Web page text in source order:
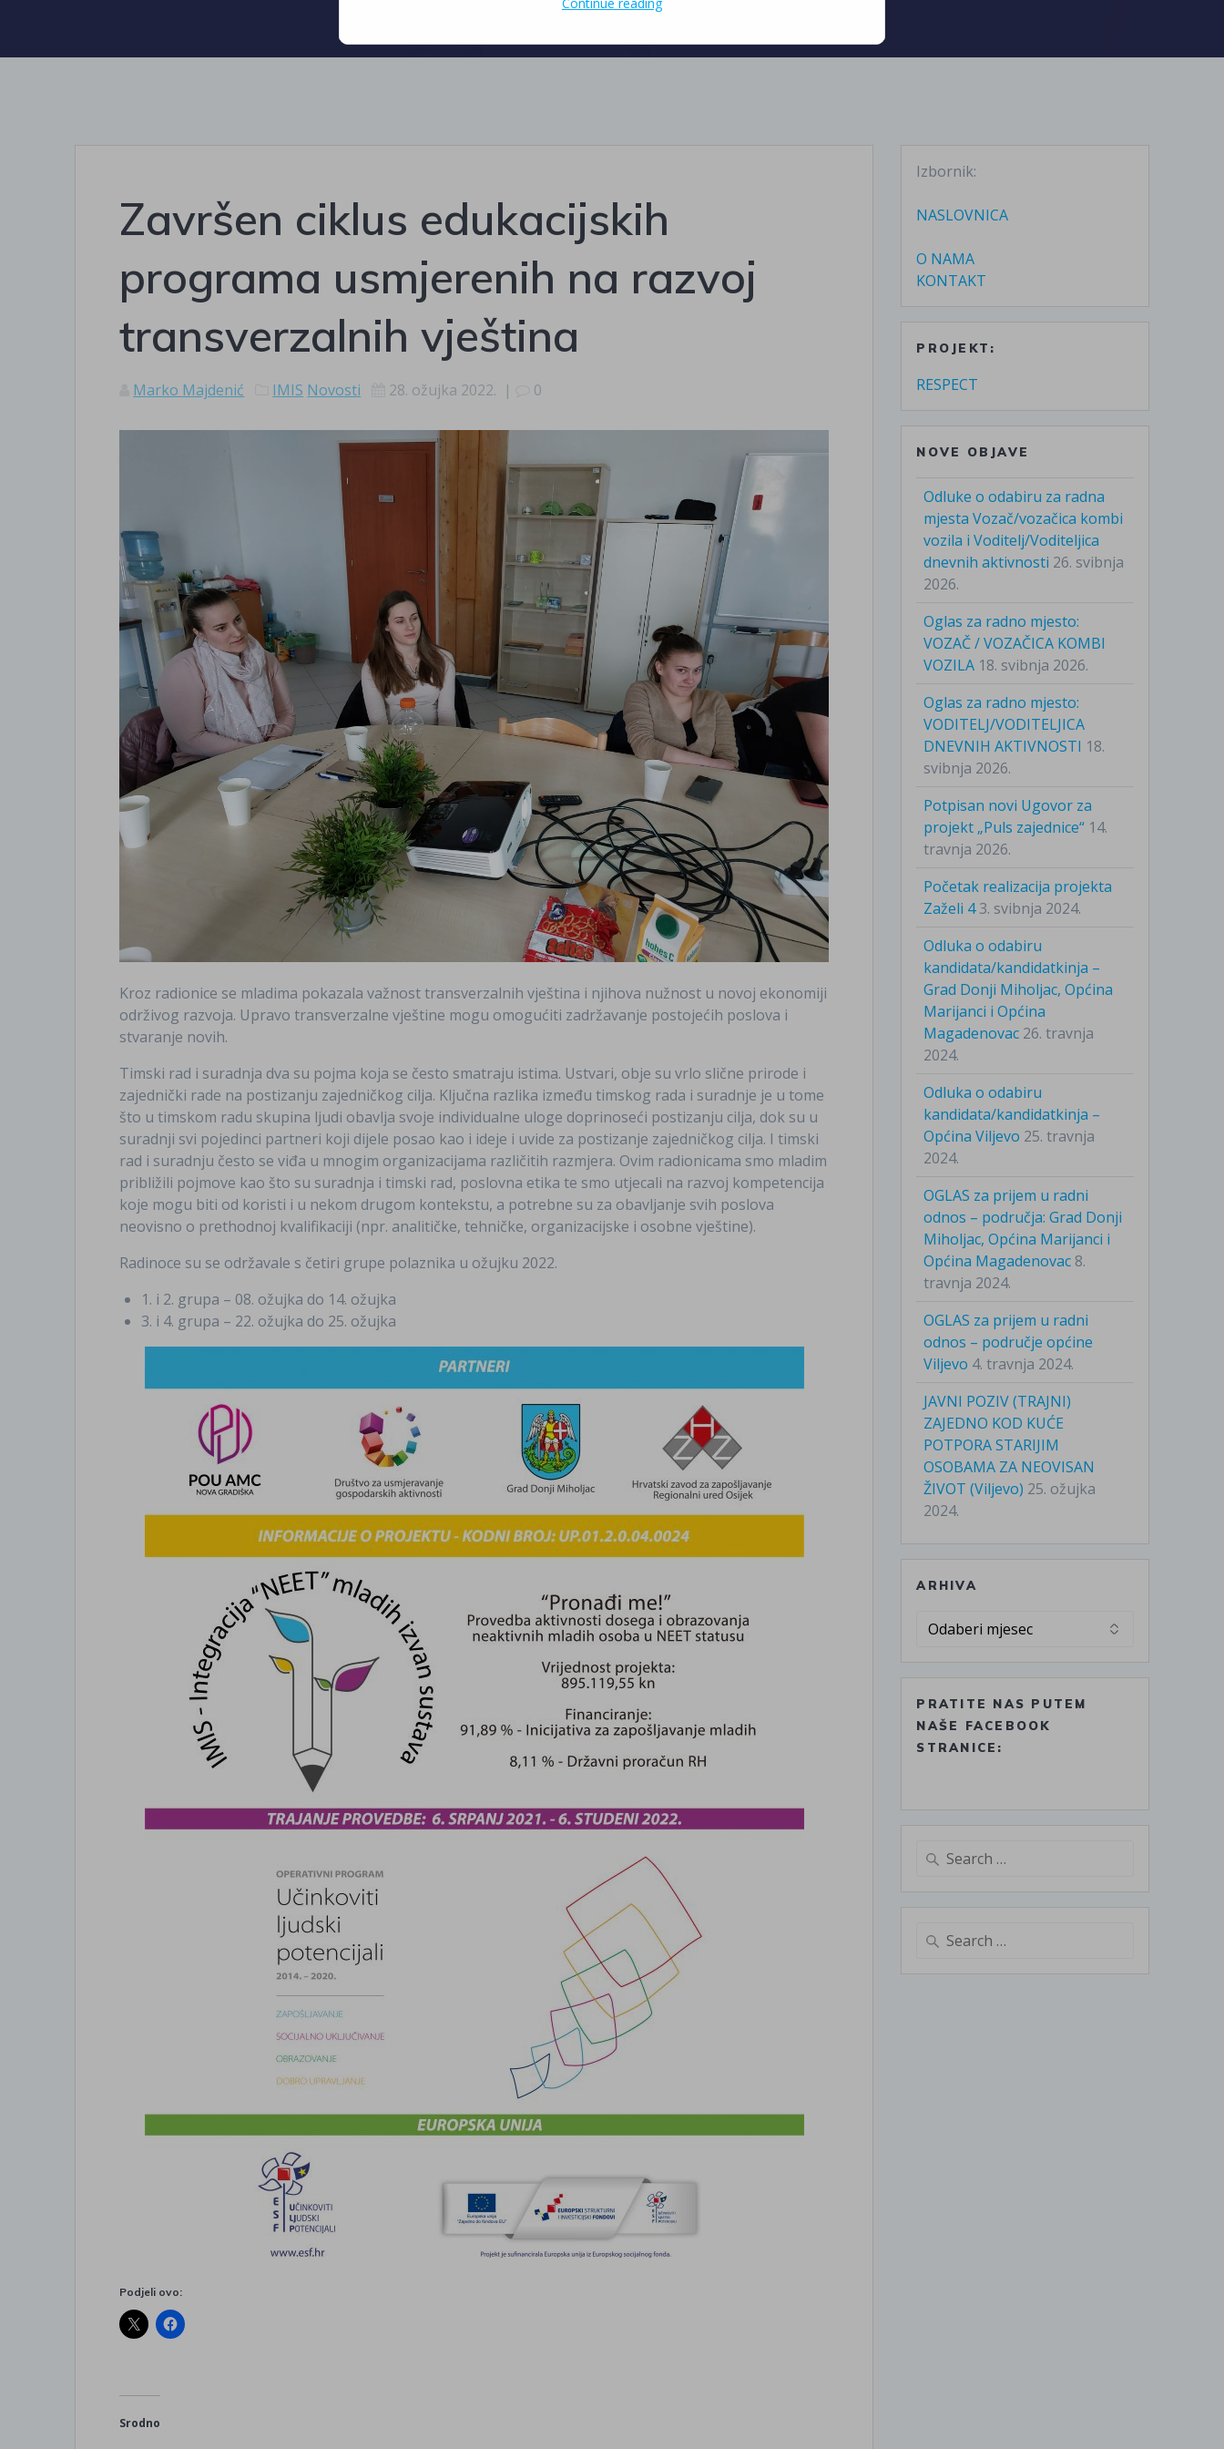
Završen ciklus edukacijskih
programa usmjerenih na razvoj
transverzalnih vještina
Marko Majdenić IMIS Novosti 28. ožujka 2022. | 0
Kroz radionice se mladima pokazala važnost transverzalnih vještina i njihova nužnost u novoj ekonomiji
održivog razvoja. Upravo transverzalne vještine mogu omogućiti zadržavanje postojećih poslova i
stvaranje novih.
Timski rad i suradnja dva su pojma koja se često smatraju istima. Ustvari, obje su vrlo slične prirode i
zajednički rade na postizanju zajedničkog cilja. Ključna razlika između timskog rada i suradnje je u tome
što u timskom radu skupina ljudi obavlja svoje individualne uloge doprinoseći postizanju cilja, dok su u
suradnji svi pojedinci partneri koji dijele posao kao i ideje i uvide za postizanje zajedničkog cilja. I timski
rad i suradnju često se viđa u mnogim organizacijama različitih razmjera. Ovim radionicama smo mladim
približili pojmove kao što su suradnja i timski rad, poslovna etika te smo utjecali na razvoj kompetencija
koje mogu biti od koristi i u nekom drugom kontekstu, a potrebne su za obavljanje svih poslova
neovisno o prethodnoj kvalifikaciji (npr. analitičke, tehničke, organizacijske i osobne vještine).
Radinoce su se održavale s četiri grupe polaznika u ožujku 2022.
1. i 2. grupa – 08. ožujka do 14. ožujka
3. i 4. grupa – 22. ožujka do 25. ožujka
Podjeli ovo:
Srodno
Izbornik:
NASLOVNICA
O NAMA
KONTAKT
PROJEKT:
RESPECT
NOVE OBJAVE
Odluke o odabiru za radna
mjesta Vozač/vozačica kombi
vozila i Voditelj/Voditeljica
dnevnih aktivnosti 26. svibnja
2026.
Oglas za radno mjesto:
VOZAČ / VOZAČICA KOMBI
VOZILA 18. svibnja 2026.
Oglas za radno mjesto:
VODITELJ/VODITELJICA
DNEVNIH AKTIVNOSTI 18.
svibnja 2026.
Potpisan novi Ugovor za
projekt „Puls zajednice“ 14.
travnja 2026.
Početak realizacija projekta
Zaželi 4 3. svibnja 2024.
Odluka o odabiru
kandidata/kandidatkinja –
Grad Donji Miholjac, Općina
Marijanci i Općina
Magadenovac 26. travnja
2024.
Odluka o odabiru
kandidata/kandidatkinja –
Općina Viljevo 25. travnja
2024.
OGLAS za prijem u radni
odnos – područja: Grad Donji
Miholjac, Općina Marijanci i
Općina Magadenovac 8.
travnja 2024.
OGLAS za prijem u radni
odnos – područje općine
Viljevo 4. travnja 2024.
JAVNI POZIV (TRAJNI)
ZAJEDNO KOD KUĆE
POTPORA STARIJIM
OSOBAMA ZA NEOVISAN
ŽIVOT (Viljevo) 25. ožujka
2024.
ARHIVA
Arhiva
PRATITE NAS PUTEM
NAŠE FACEBOOK
STRANICE:
Search
Search